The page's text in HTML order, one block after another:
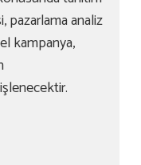
pazarlama analiz
kampanya,